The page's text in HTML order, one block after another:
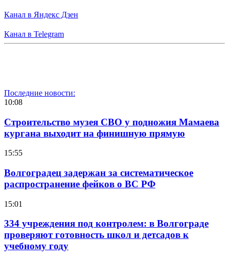
Канал в Яндекс Дзен
Канал в Telegram
Последние новости:
10:08
Строительство музея СВО у подножия Мамаева
кургана выходит на финишную прямую
15:55
Волгоградец задержан за систематическое
распространение фейков о ВС РФ
15:01
334 учреждения под контролем: в Волгограде
проверяют готовность школ и детсадов к
учебному году